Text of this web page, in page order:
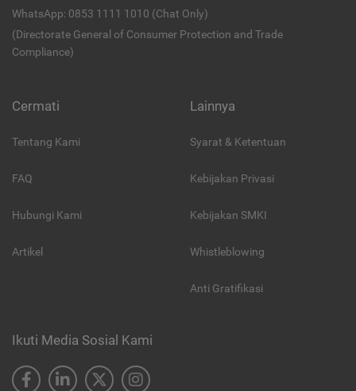
WhatsApp: 0853 1111 1010 (Chat Only)
(Directorate General of Consumer Protection and Trade
Compliance)
Cermati
Tentang Kami
FAQ
Hubungi Kami
Artikel
Lainnya
Syarat & Ketentuan
Kebijakan Privasi
Kebijakan SMKI
Whistleblowing
Anti Gratifikasi
Ikuti Media Sosial Kami